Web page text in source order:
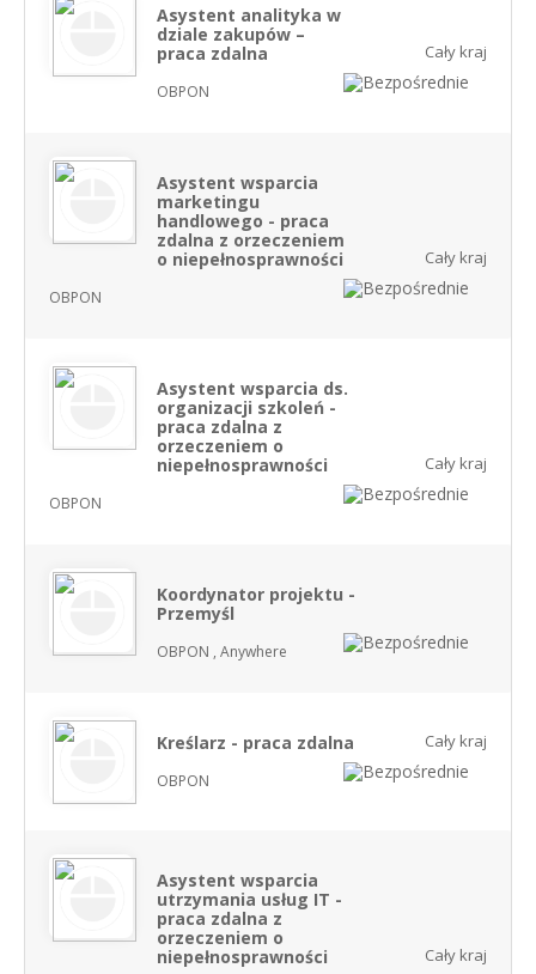
Asystent analityka w
dziale zakupów –
praca zdalna
OBPON
Cały kraj
Asystent wsparcia
marketingu
handlowego - praca
zdalna z orzeczeniem
o niepełnosprawności
OBPON
Cały kraj
Asystent wsparcia ds.
organizacji szkoleń -
praca zdalna z
orzeczeniem o
niepełnosprawności
OBPON
Cały kraj
Koordynator projektu -
Przemyśl
OBPON , Anywhere
Kreślarz - praca zdalna
OBPON
Cały kraj
Asystent wsparcia
utrzymania usług IT -
praca zdalna z
orzeczeniem o
niepełnosprawności
Cały kraj